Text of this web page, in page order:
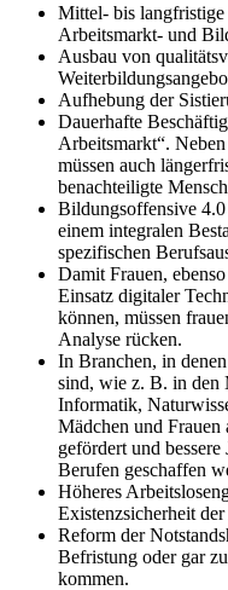
Mittel- bis
Arbeitsmarkt- und
Ausbau von
Aufhebung der
Dauerhafte
Arbeitsmarkt“.
müssen auch
benachteiligte
Bildungsoffensive
einem integralen
spezifischen
Damit Frauen,
Einsatz digitaler
können, müssen
Analyse rücken.
In Branchen, in
sind, wie z. B. in den
Informatik,
Mädchen und Frauen
gefördert und
Berufen geschaffen
Höheres
Existenzsicherheit
Reform der
Befristung oder gar
kommen.